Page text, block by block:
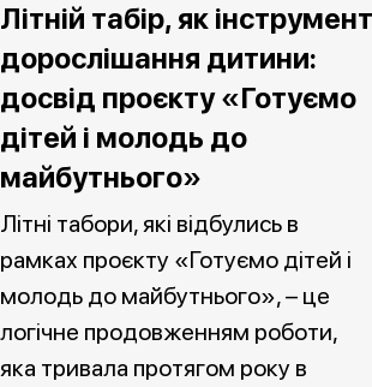
Літній табір, як інструмент
дорослішання дитини:
досвід проєкту «Готуємо
дітей і молодь до
майбутнього»
Літні табори, які відбулись в
рамках проєкту «Готуємо дітей і
молодь до майбутнього», – це
логічне продовженням роботи,
яка тривала протягом року в